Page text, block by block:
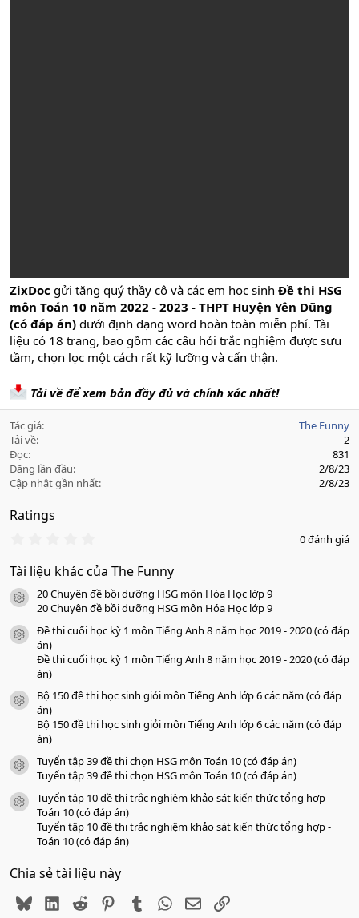
ZixDoc gửi tặng quý thầy cô và các em học sinh Đề thi HSG
môn Toán 10 năm 2022 - 2023 - THPT Huyện Yên Dũng
(có đáp án) dưới định dạng word hoàn toàn miễn phí. Tài
liệu có 18 trang, bao gồm các câu hỏi trắc nghiệm được sưu
tầm, chọn lọc một cách rất kỹ lưỡng và cẩn thận.
Tải về để xem bản đầy đủ và chính xác nhất!
Tác giả
The Funny
Tải về
2
Đọc
831
Đăng lần đầu
2/8/23
Cập nhật gần nhất
2/8/23
Ratings
0
0
s
a
o
0 đánh giá
Tài liệu khác của The Funny
icon tài liệu
20 Chuyên đề bồi dưỡng HSG môn Hóa Học lớp 9
20 Chuyên đề bồi dưỡng HSG môn Hóa Học lớp 9
icon tài liệu
Đề thi cuối học kỳ 1 môn Tiếng Anh 8 năm học 2019 - 2020 (có đáp
án)
Đề thi cuối học kỳ 1 môn Tiếng Anh 8 năm học 2019 - 2020 (có đáp
án)
icon tài liệu
Bộ 150 đề thi học sinh giỏi môn Tiếng Anh lớp 6 các năm (có đáp
án)
Bộ 150 đề thi học sinh giỏi môn Tiếng Anh lớp 6 các năm (có đáp
án)
icon tài liệu
Tuyển tập 39 đề thi chọn HSG môn Toán 10 (có đáp án)
Tuyển tập 39 đề thi chọn HSG môn Toán 10 (có đáp án)
icon tài liệu
Tuyển tập 10 đề thi trắc nghiệm khảo sát kiến thức tổng hợp -
Toán 10 (có đáp án)
Tuyển tập 10 đề thi trắc nghiệm khảo sát kiến thức tổng hợp -
Toán 10 (có đáp án)
Chia sẻ tài liệu này
BlueskyLinkedIn
Reddit PinterestTumblr WhatsApp
EmailLink